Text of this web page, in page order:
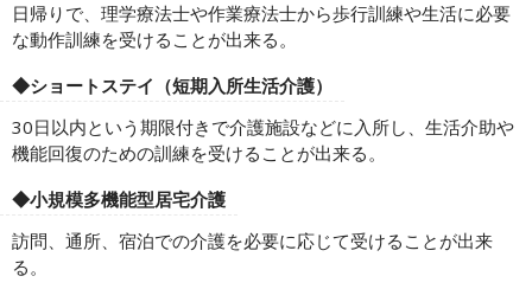
日帰りで、理学療法士や作業療法士から歩行訓練や生活に必要
な動作訓練を受けることが出来る。
◆ショートステイ（短期入所生活介護）
30日以内という期限付きで介護施設などに入所し、生活介助や
機能回復のための訓練を受けることが出来る。
◆小規模多機能型居宅介護
訪問、通所、宿泊での介護を必要に応じて受けることが出来
る。